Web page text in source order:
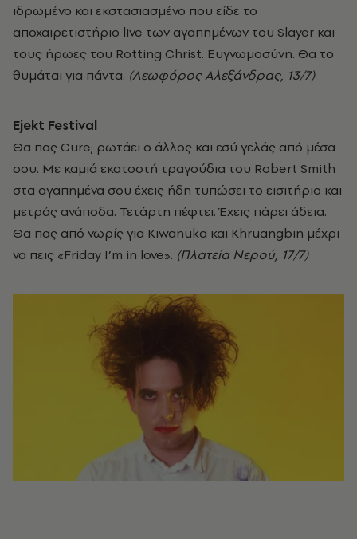
ιδρωμένο και εκστασιασμένο που είδε το
αποχαιρετιστήριο live των αγαπημένων του Slayer και
τους ήρωες του Rotting Christ. Ευγνωμοσύνη. Θα το
θυμάται για πάντα. (Λεωφόρος Αλεξάνδρας, 13/7)
Εjekt Festival
Θα πας Cure; ρωτάει ο άλλος και εσύ γελάς από μέσα
σου. Με καμιά εκατοστή τραγούδια του Robert Smith
στα αγαπημένα σου έχεις ήδη τυπώσει το εισιτήριο και
μετράς ανάποδα. Τετάρτη πέφτει. Έχεις πάρει άδεια.
Θα πας από νωρίς για Kiwanuka και Khruangbin μέχρι
να πεις «Friday I’m in love». (Πλατεία Νερού, 17/7)